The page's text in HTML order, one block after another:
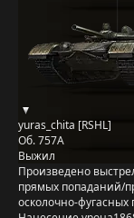
yuras_chita [RSHL]
Об. 757А
Выжил
Произведено
прямых попаданий/
осколочно-